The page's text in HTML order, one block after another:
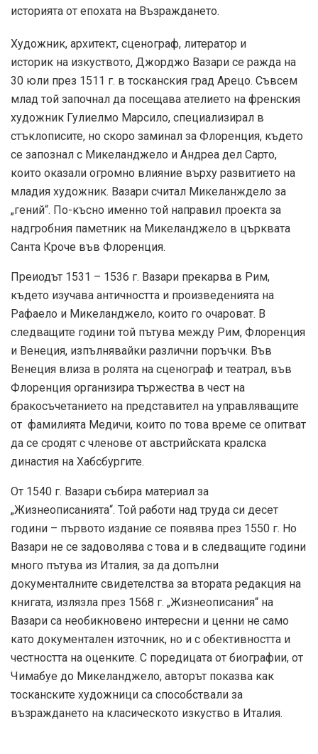
историята от епохата на Възраждането.
Художник, архитект, сценограф, литератор и
историк на изкуството, Джорджо Вазари се ражда на
30 юли през 1511 г. в тосканския град Арецо. Съвсем
млад той започнал да посещава ателието на френския
художник Гулиелмо Марсило, специализирал в
стъклописите, но скоро заминал за Флоренция, където
се запознал с Микеланджело и Андреа дел Сарто,
които оказали огромно влияние върху развитието на
младия художник. Вазари считал Микеланждело за
„гений“. По-късно именно той направил проекта за
надгробния паметник на Микеланджело в църквата
Санта Кроче във Флоренция.
Преиодът 1531 – 1536 г. Вазари прекарва в Рим,
където изучава античността и произведенията на
Рафаело и Микеланджело, които го очароват. В
следващите години той пътува между Рим, Флоренция
и Венеция, изпълнявайки различни поръчки. Във
Венеция влиза в ролята на сценограф и театрал, във
Флоренция организира тържества в чест на
бракосъчетанието на представител на управляващите
от фамилията Медичи, които по това време се опитват
да се сродят с членове от австрийската кралска
династия на Хабсбургите.
От 1540 г. Вазари събира материал за
„Жизнеописанията“. Той работи над труда си десет
години – първото издание се появява през 1550 г. Но
Вазари не се задоволява с това и в следващите години
много пътува из Италия, за да допълни
документалните свидетелства за втората редакция на
книгата, излязла през 1568 г. „Жизнеописания“ на
Вазари са необикновено интересни и ценни не само
като документален източник, но и с обективността и
честността на оценките. С поредицата от биографии, от
Чимабуе до Микеланджело, авторът показва как
тосканските художници са способствали за
възраждането на класическото изкуство в Италия.